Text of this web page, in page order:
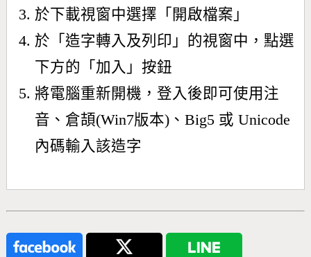
於下載視窗中選擇「開啟檔案」
於「造字轉入及列印」的視窗中，點選
下方的「加入」按鈕
將電腦重新開機，登入後即可使用注
音、倉頡(Win7版本)、Big5 或 Unicode
內碼輸入該造字